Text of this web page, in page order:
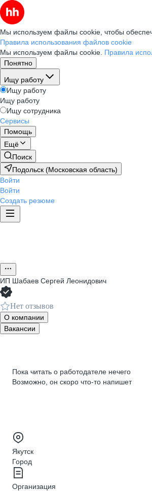
Мы используем файлы cookie, чтобы
Правила использования файлов cookie
Мы используем файлы cookie. Правила
Понятно
Ищу работу
Ищу работу
Ищу работу
Ищу сотрудника
Сервисы
Помощь
Ещё
Поиск
Подольск (Московская область)
Войти
Войти
Создать резюме
ИП Шабаев Сергей Леонидович
Нет отзывов
О компании
Вакансии
Пока читать о работодателе нечего
Возможно, он скоро что‑то напишет
Якутск
Город
Организация